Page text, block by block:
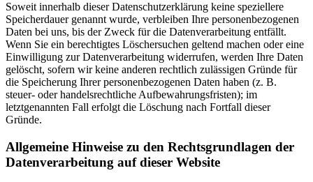
Soweit innerhalb dieser Datenschutzerklärung keine speziellere
Speicherdauer genannt wurde, verbleiben Ihre personenbezogenen
Daten bei uns, bis der Zweck für die Datenverarbeitung entfällt.
Wenn Sie ein berechtigtes Löschersuchen geltend machen oder eine
Einwilligung zur Datenverarbeitung widerrufen, werden Ihre Daten
gelöscht, sofern wir keine anderen rechtlich zulässigen Gründe für
die Speicherung Ihrer personenbezogenen Daten haben (z. B.
steuer- oder handelsrechtliche Aufbewahrungsfristen); im
letztgenannten Fall erfolgt die Löschung nach Fortfall dieser
Gründe.
Allgemeine Hinweise zu den Rechtsgrundlagen der
Datenverarbeitung auf dieser Website